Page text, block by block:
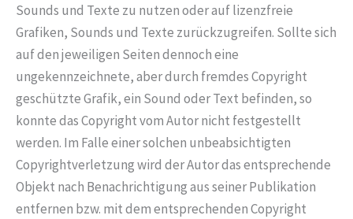
Sounds und Texte zu nutzen oder auf lizenzfreie
Grafiken, Sounds und Texte zurückzugreifen. Sollte sich
auf den jeweiligen Seiten dennoch eine
ungekennzeichnete, aber durch fremdes Copyright
geschützte Grafik, ein Sound oder Text befinden, so
konnte das Copyright vom Autor nicht festgestellt
werden. Im Falle einer solchen unbeabsichtigten
Copyrightverletzung wird der Autor das entsprechende
Objekt nach Benachrichtigung aus seiner Publikation
entfernen bzw. mit dem entsprechenden Copyright